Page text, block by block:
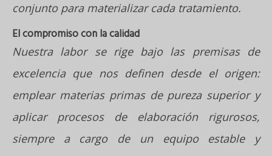
conjunto para materializar cada tratamiento.
El compromiso con la calidad
Nuestra labor se rige bajo las premisas de
excelencia que nos definen desde el origen:
emplear materias primas de pureza superior y
aplicar procesos de elaboración rigurosos,
siempre a cargo de un equipo estable y